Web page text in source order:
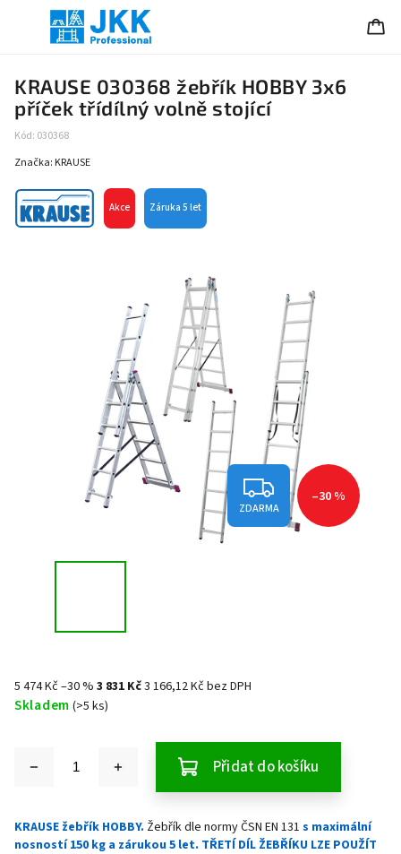
KRAUSE 030368 žebřík HOBBY 3x6
příček třídílný volně stojící
Kód: 030368
Akce Záruka 5 let
Značka: KRAUSE
ZDARMA
–30 %
5 474 Kč–30 % 3 831 Kč3 166,12 Kč bez DPH
Skladem (>5 ks)
Přidat do košíku
KRAUSE žebřík HOBBY. Žebřík dle normy ČSN EN 131 s maximální
nosností 150 kg a zárukou 5 let. TŘETÍ DÍL ŽEBŘÍKU LZE POUŽÍT